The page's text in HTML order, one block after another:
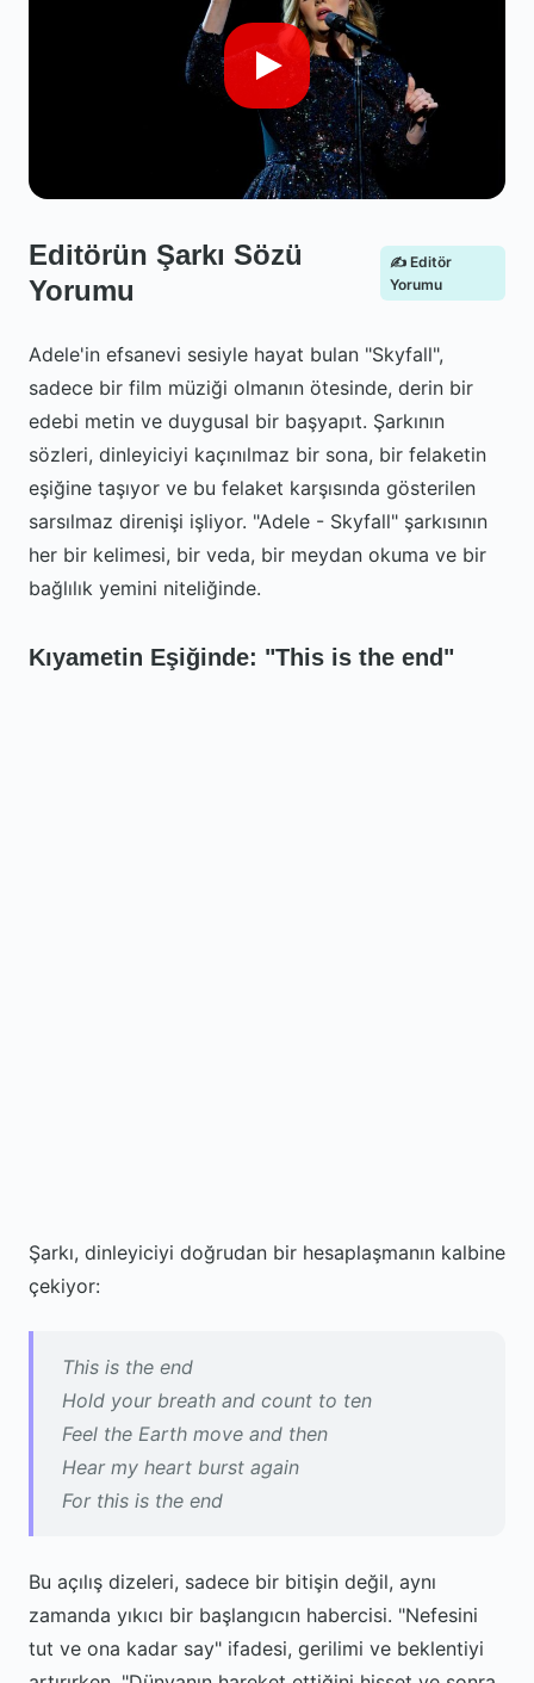
Editörün Şarkı Sözü
Yorumu
✍️ Editör
Yorumu
Adele'in efsanevi sesiyle hayat bulan "Skyfall",
sadece bir film müziği olmanın ötesinde, derin bir
edebi metin ve duygusal bir başyapıt. Şarkının
sözleri, dinleyiciyi kaçınılmaz bir sona, bir felaketin
eşiğine taşıyor ve bu felaket karşısında gösterilen
sarsılmaz direnişi işliyor. "Adele - Skyfall" şarkısının
her bir kelimesi, bir veda, bir meydan okuma ve bir
bağlılık yemini niteliğinde.
Kıyametin Eşiğinde: "This is the end"
Şarkı, dinleyiciyi doğrudan bir hesaplaşmanın kalbine
çekiyor:
This is the end
Hold your breath and count to ten
Feel the Earth move and then
Hear my heart burst again
For this is the end
Bu açılış dizeleri, sadece bir bitişin değil, aynı
zamanda yıkıcı bir başlangıcın habercisi. "Nefesini
tut ve ona kadar say" ifadesi, gerilimi ve beklentiyi